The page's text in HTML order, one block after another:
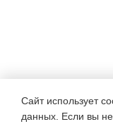
Сайт использует
данных. Если вы не